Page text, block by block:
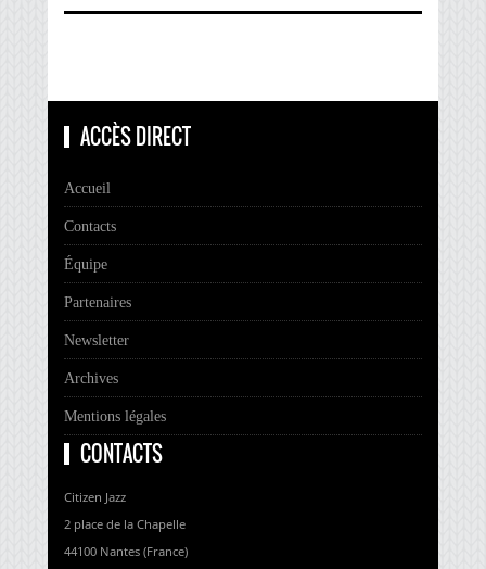
ACCÈS DIRECT
Accueil
Contacts
Équipe
Partenaires
Newsletter
Archives
Mentions légales
CONTACTS
Citizen Jazz
2 place de la Chapelle
44100 Nantes (France)